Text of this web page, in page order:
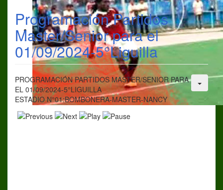
Programación Partidos
Master/Senior para el
01/09/2024-5°Liguilla
PROGRAMACIÓN PARTIDOS MASTER/SENIOR PARA
EL 01/09/2024-5°LIGUILLA
ESTADIO N°01:BOMBONERA-MASTER-NANCY